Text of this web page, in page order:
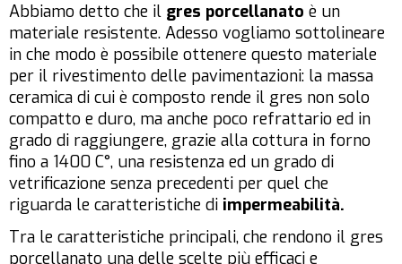
Abbiamo detto che il gres porcellanato è un
materiale resistente. Adesso vogliamo sottolineare
in che modo è possibile ottenere questo materiale
per il rivestimento delle pavimentazioni: la massa
ceramica di cui è composto rende il gres non solo
compatto e duro, ma anche poco refrattario ed in
grado di raggiungere, grazie alla cottura in forno
fino a 1400 C°, una resistenza ed un grado di
vetrificazione senza precedenti per quel che
riguarda le caratteristiche di impermeabilità.
Tra le caratteristiche principali, che rendono il gres
porcellanato una delle scelte più efficaci e